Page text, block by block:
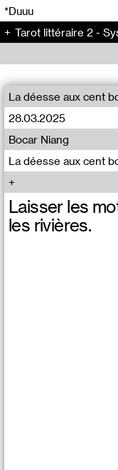
*Duuu
Tarot littéraire 2 -
La déesse aux cent
28.03.2025
La déesse aux cent
Bocar Niang
Laisser les
les rivières.
00
00